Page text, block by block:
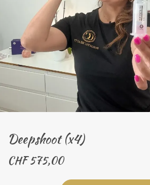
Deepshoot (x4)
CHF575,00